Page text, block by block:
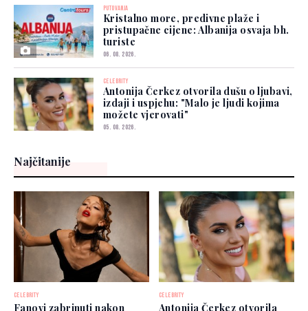
PUTOVANJA
Kristalno more, predivne plaže i
pristupačne cijene: Albanija osvaja bh.
turiste
06. 08. 2026.
CELEBRITY
Antonija Čerkez otvorila dušu o ljubavi,
izdaji i uspjehu: "Malo je ljudi kojima
možete vjerovati"
05. 08. 2026.
Najčitanije
CELEBRITY
Fanovi zabrinuti nakon
CELEBRITY
Antonija Čerkez otvorila